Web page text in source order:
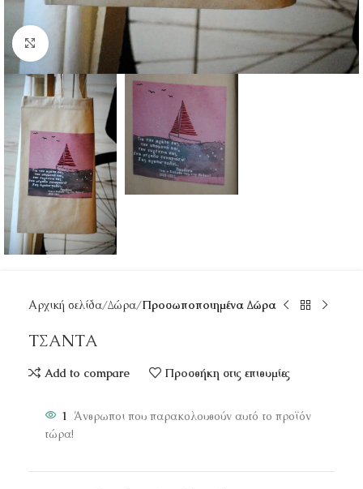
Κάντε κλικ για μεγέθυνση
Αρχική σελίδα Δώρα Προσωποποιημένα Δώρα
ΤΣΑΝΤΑ
Add to compare Προσθήκη στις επιθυμίες
1 Άνθρωποι που παρακολουθούν αυτό το προϊόν
τώρα!